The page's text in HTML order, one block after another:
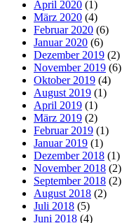
April 2020 (1)
März 2020 (4)
Februar 2020 (6)
Januar 2020 (6)
Dezember 2019 (2)
November 2019 (6)
Oktober 2019 (4)
August 2019 (1)
April 2019 (1)
März 2019 (2)
Februar 2019 (1)
Januar 2019 (1)
Dezember 2018 (1)
November 2018 (2)
September 2018 (2)
August 2018 (2)
Juli 2018 (5)
Juni 2018 (4)